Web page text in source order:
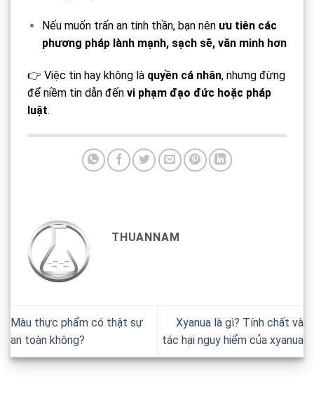
Nếu muốn trấn an tinh thần, bạn nên ưu tiên các
phương pháp lành mạnh, sạch sẽ, văn minh hơn
👉 Việc tin hay không là quyền cá nhân, nhưng đừng
để niềm tin dẫn đến vi phạm đạo đức hoặc pháp
luật.
THUANNAM
Màu thực phẩm có thật sự
an toàn không?
Xyanua là gì? Tính chất và
tác hại nguy hiểm của xyanua